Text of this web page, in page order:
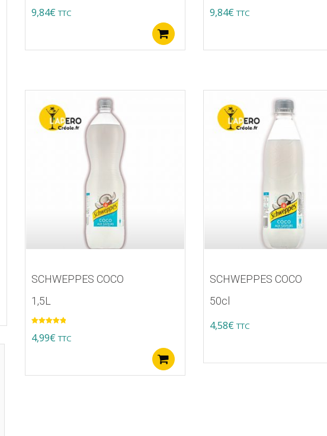
9,84€ TTC 9,84€ TTC
SCHWEPPES COCO
1,5L
sur 5
4,99€ TTC
SCHWEPPES COCO
50cl
4,58€ TTC